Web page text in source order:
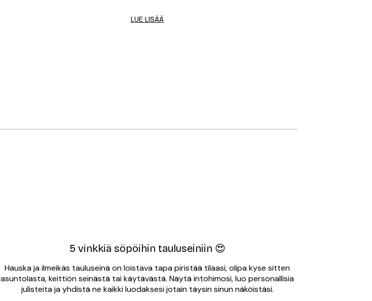
LUE LISÄÄ
5 vinkkiä söpöihin tauluseiniin 😍
Hauska ja ilmeikäs tauluseinä on loistava tapa piristää tilaasi, olipa kyse sitten
asuntolasta, keittiön seinästä tai käytävästä. Näytä intohimosi, luo personallisia
julisteita ja yhdistä ne kaikki luodaksesi jotain täysin sinun näköistäsi.